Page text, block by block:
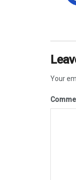
Your